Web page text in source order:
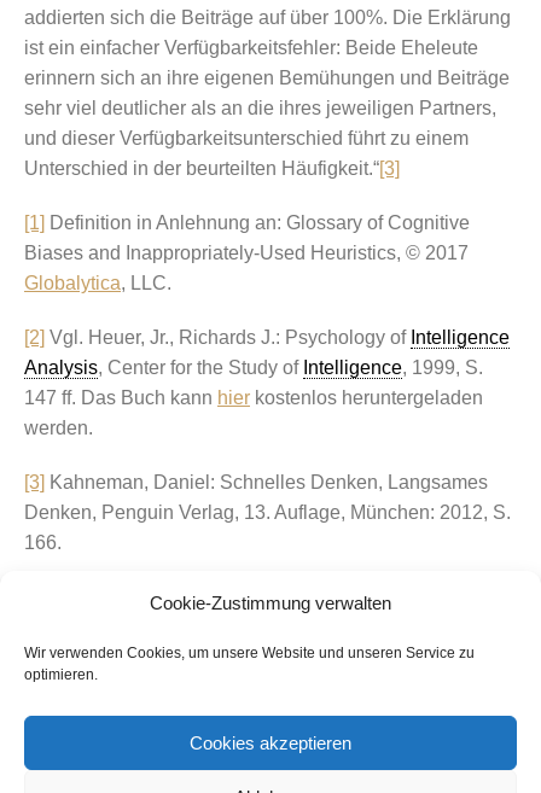
Cookie-Zustimmung verwalten
Wir verwenden Cookies, um unsere Website und unseren Service zu
optimieren.
Cookies akzeptieren
addierten sich die Beiträge auf über 100%. Die Erklärung
ist ein einfacher Verfügbarkeitsfehler: Beide Eheleute
erinnern sich an ihre eigenen Bemühungen und Beiträge
sehr viel deutlicher als an die ihres jeweiligen Partners,
und dieser Verfügbarkeitsunterschied führt zu einem
Unterschied in der beurteilten Häufigkeit.“[3]
[1] Definition in Anlehnung an: Glossary of Cognitive
Biases and Inappropriately-Used Heuristics, © 2017
Globalytica, LLC.
[2] Vgl. Heuer, Jr., Richards J.: Psychology of Intelligence
Analysis, Center for the Study of Intelligence, 1999, S.
147 ff. Das Buch kann hier kostenlos heruntergeladen
werden.
[3] Kahneman, Daniel: Schnelles Denken, Langsames
Denken, Penguin Verlag, 13. Auflage, München: 2012, S.
166.
teilen